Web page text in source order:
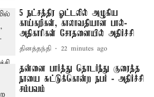
5 நட்சத்திர ஓட்டலில் அழுகிய
காய்கறிகள், காலாவதியான பால்-
அதிகாரிகள் சோதனையில் அதிர்ச்சி
தினத்தந்தி 22 minutes ago
தன்னை பார்த்து தொடர்ந்து குரைத்த
நாயை சுட்டுக்கொன்ற நபர் - அதிர்ச்சி
சம்பவம்